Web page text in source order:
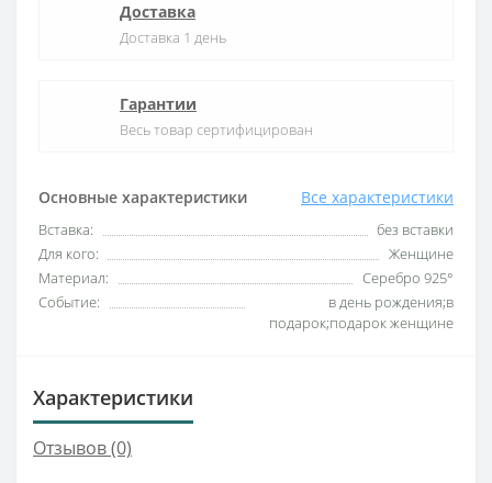
Основные характеристики Все характеристики
Вставка:
без вставки
Для кого:
Женщине
Материал:
Серебро 925°
Событие:
в день рождения;в
подарок;подарок женщине
Доставка
Доставка 1 день
Гарантии
Весь товар сертифицирован
Характеристики
Отзывов (0)